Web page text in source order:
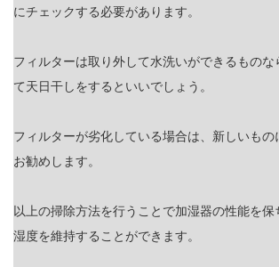
にチェックする必要があります。
フィルターは取り外して水洗いができるものな
て天日干しをするといいでしょう。
フィルターが劣化している場合は、新しいもの
お勧めします。
以上の掃除方法を行うことで加湿器の性能を保
湿度を維持することができます。